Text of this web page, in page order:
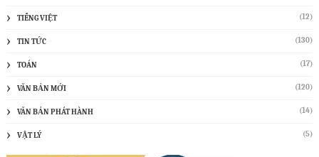
TIẾNG VIỆT (12)
TIN TỨC (130)
TOÁN (17)
VĂN BẢN MỚI (120)
VĂN BẢN PHÁT HÀNH (14)
VẬT LÝ (5)